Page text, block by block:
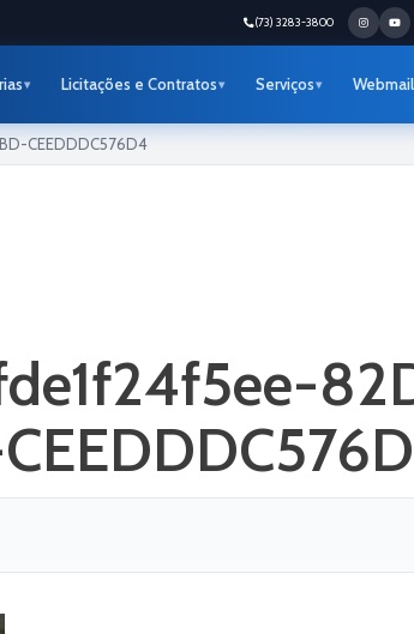
(73) 3283-3800
Licitações e Contratos Serviços Webmail
CEEDDDC576D4